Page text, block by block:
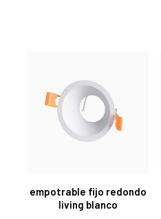
empotrable fijo redondo
living blanco